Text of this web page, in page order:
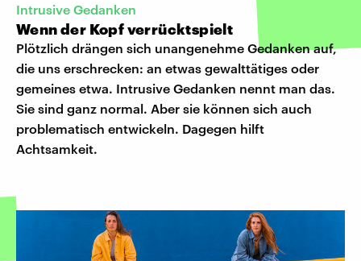
Intrusive Gedanken
Wenn der Kopf verrücktspielt
Plötzlich drängen sich unangenehme Gedanken auf,
die uns erschrecken: an etwas gewalttätiges oder
gemeines etwa. Intrusive Gedanken nennt man das.
Sie sind ganz normal. Aber sie können sich auch
problematisch entwickeln. Dagegen hilft
Achtsamkeit.